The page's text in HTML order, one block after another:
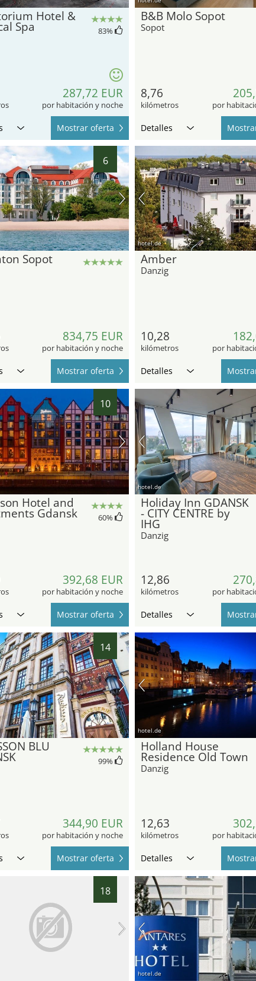
Hotel &
Spa 83%
287,72 EUR
por habitación y noche
Mostrar oferta
B&B Molo Sopot
Sopot
8,76
kilómetros por
Detalles
6
Sopot
834,75 EUR
por habitación y noche
Mostrar oferta
hotel.de
Amber
Danzig
10,28
kilómetros por
Detalles
10
Hotel and
Gdansk 60%
392,68 EUR
por habitación y noche
Mostrar oferta
hotel.de
Holiday Inn GDANSK
- CITY CENTRE by
IHG
Danzig
12,86
kilómetros por
Detalles
14
BLU
99%
344,90 EUR
por habitación y noche
Mostrar oferta
hotel.de
Holland House
Residence Old Town
Danzig
12,63
kilómetros por
Detalles
18
hotel.de